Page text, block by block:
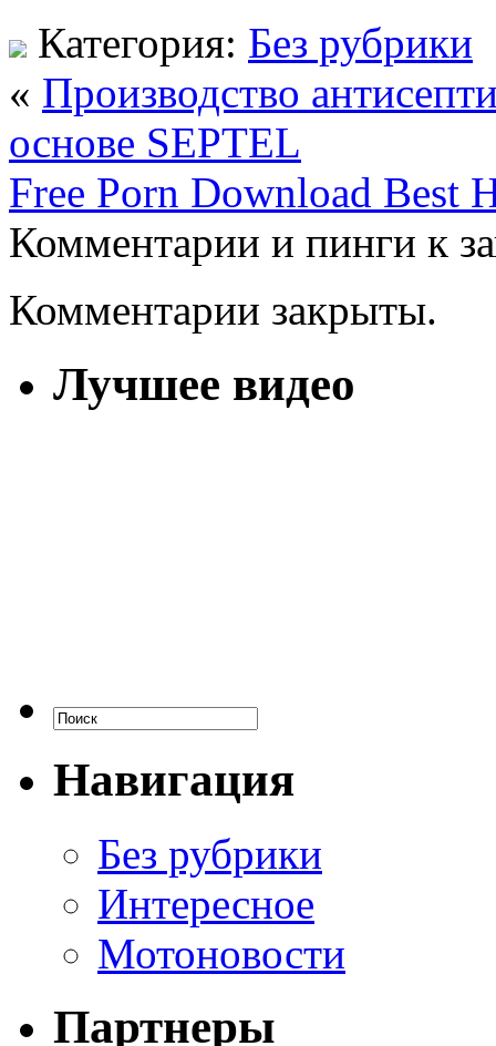
Категория: Без рубрики
« Производство
основе SEPTEL
Free Porn Download Best
Комментарии и пинги к
Комментарии закрыты.
Лучшее видео
Навигация
Без рубрики
Интересное
Мотоновости
Партнеры